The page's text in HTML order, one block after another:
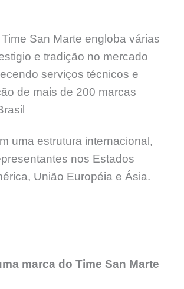
San Marte engloba várias
e tradição no mercado
serviços técnicos e
de mais de 200 marcas
uma estrutura internacional,
nos Estados
União Européia e Ásia.
marca do Time San Marte